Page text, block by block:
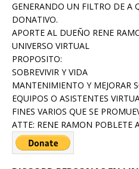
GENERANDO UN FILTRO DE A
DONATIVO.
APORTE AL DUEÑO RENE
UNIVERSO VIRTUAL
PROPOSITO:
SOBREVIVIR Y VIDA
MANTENIMIENTO Y MEJORAR
EQUIPOS O ASISTENTES
FINES VARIOS QUE SE
ATTE: RENE RAMON POBLETE